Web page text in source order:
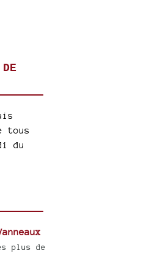
tous
du
plus de